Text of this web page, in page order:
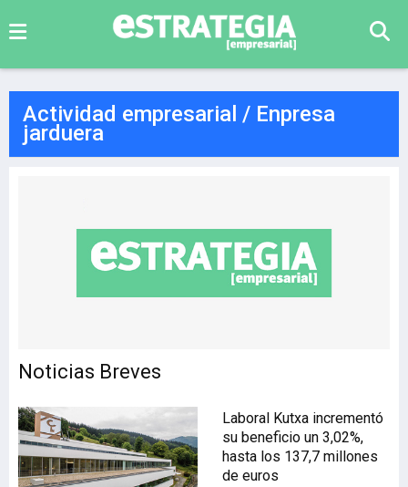
Actividad empresarial / Enpresa
jarduera
Noticias Breves
Laboral Kutxa incrementó
su beneficio un 3,02%,
hasta los 137,7 millones
de euros